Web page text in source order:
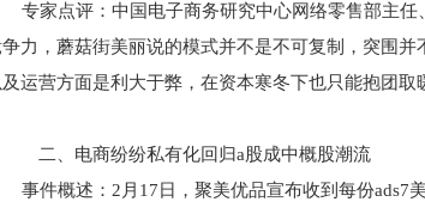
专家点评：中国电子商务研究中心网络零售部主任
力，蘑菇街美丽说的模式并不是不可复制，突围
运营方面是利大于弊，在资本寒冬下也只能抱团取
二、电商纷纷私有化回归a股成中概股潮流
事件概述：2月17日，聚美优品宣布收到每份ads7